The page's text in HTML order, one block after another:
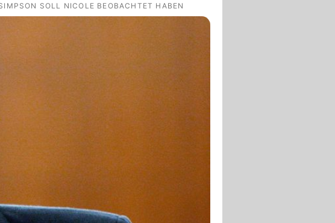
SOLL NICOLE BEOBACHTET HABEN